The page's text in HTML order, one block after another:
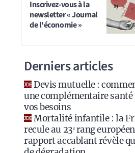
Inscrivez-vous à la
newsletter « Journal
de l'économie »
Derniers articles
Devis mutuelle :
une complémentaire santé
vos besoins
Mortalité infantile : la
recule au 23ᵉ rang
rapport accablant révèle